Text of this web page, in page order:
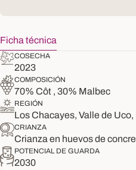
Ficha técnica
COSECHA
2023
COMPOSICIÓN
70% Côt , 30% Malbec
REGIÓN
Los Chacayes, Valle de
CRIANZA
Crianza en huevos de
POTENCIAL DE GUARDA
2030